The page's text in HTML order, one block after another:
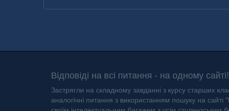
Відповіді на всі питання - на одному сайті!
Застрягли на складному завданні з курсу старших
аналогічні питання з використанням пошуку на сайті